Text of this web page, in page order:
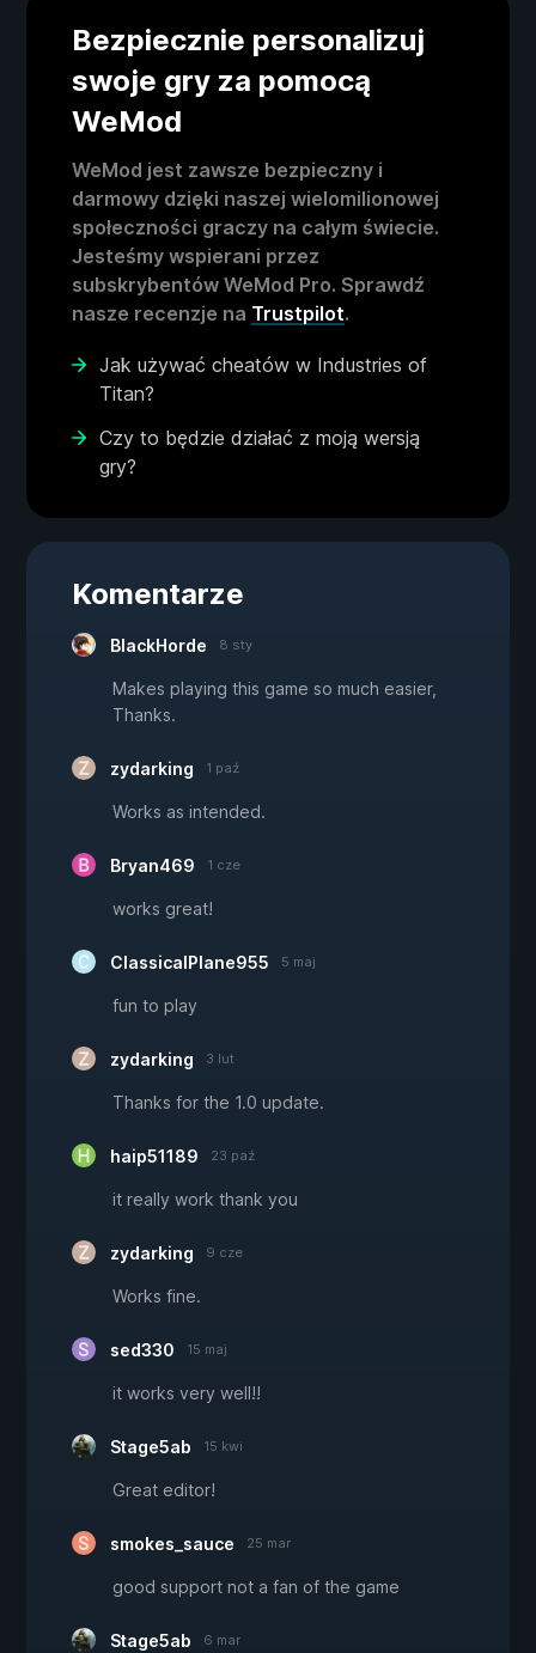
Bezpiecznie personalizuj
swoje gry za pomocą
WeMod
WeMod jest zawsze bezpieczny i
darmowy dzięki naszej wielomilionowej
społeczności graczy na całym świecie.
Jesteśmy wspierani przez
subskrybentów WeMod Pro. Sprawdź
nasze recenzje na Trustpilot.
Jak używać cheatów w Industries of
Titan?
Czy to będzie działać z moją wersją
gry?
Komentarze
BlackHorde 8 sty
Makes playing this game so much easier,
Thanks.
zydarking 1 paź
Works as intended.
Bryan469 1 cze
works great!
ClassicalPlane955 5 maj
fun to play
zydarking 3 lut
Thanks for the 1.0 update.
haip51189 23 paź
it really work thank you
zydarking 9 cze
Works fine.
sed330 15 maj
it works very well!!
Stage5ab 15 kwi
Great editor!
smokes_sauce 25 mar
good support not a fan of the game
Stage5ab 6 mar